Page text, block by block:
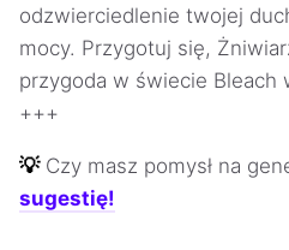
odzwierciedlenie twojej
mocy. Przygotuj się,
przygoda w świecie Bleach
+++
💡 Czy masz pomysł na
sugestię!